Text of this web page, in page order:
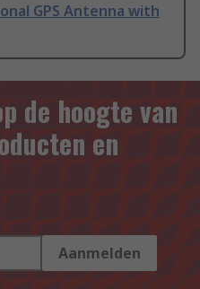
GPS Antenna with
de hoogte van
en
Aanmelden